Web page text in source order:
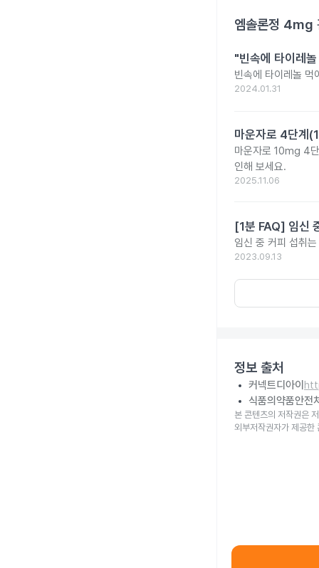
엠솔론정 4mg
"빈속에 타이레
빈속에 타이레놀 먹
2024.01.31
마운자로 4단계
마운자로 10mg 4
인해 보세요.
2025.11.06
[1분 FAQ] 임신
임신 중 커피 섭취
2023.09.13
정보 출처
커넥트디아이
식품의약품안전
본 콘텐츠의 저작권은
외부저작권자가 제공한